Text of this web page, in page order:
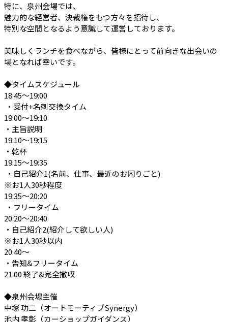
特に、泉州会場では、
魅力的な経営者、決裁権をもつ方々を招待し、
特別な空間となるよう意識して運営しております。
美味しくランチを食べながら、皆様にとって前向きな出会いの
場となれば幸いです。
◆タイムスケジュール
18:45〜19:00
19:00〜19:10
・主旨説明
19:10〜19:15
・乾杯
19:15〜19:35
※お1人30秒程度
19:35〜20:20
20:20〜20:40
・自己紹介2(紹介して欲しい人)
※お1人30秒以内
20:40〜
・告知&フリータイム
21:00 終了&完全撤収
◆泉州会場主催
中塚 功二（オートモーティブSynergy）
池内 孝彰（カーショップガイダンス）